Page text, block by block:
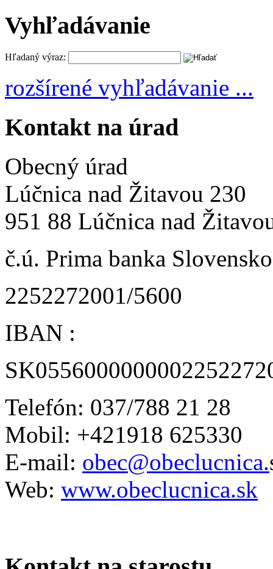
Vyhľadávanie
Hľadaný výraz:
rozšírené vyhľadávanie ...
Kontakt na úrad
Obecný úrad
Lúčnica nad Žitavou 230
951 88 Lúčnica nad
č.ú. Prima banka
2252272001/5600
IBAN :
Telefón: 037/788 21 28
Mobil: +421918 625330
E-mail: obec@obeclucnica.
Web: www.obeclucnica.sk